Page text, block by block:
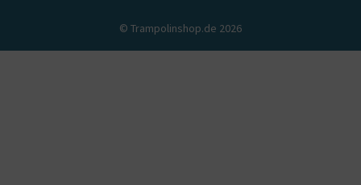
© Trampolinshop.de 2026